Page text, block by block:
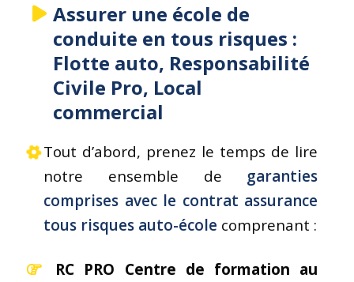
Assurer une école de
conduite en tous risques :
Flotte auto, Responsabilité
Civile Pro, Local
commercial
Tout d’abord, prenez le temps de lire
notre ensemble de garanties
comprises avec le contrat assurance
tous risques auto-école comprenant :
RC PRO Centre de formation au